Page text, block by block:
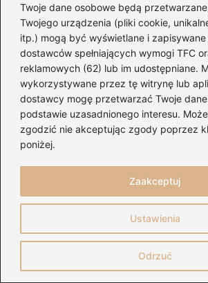
Twoje dane osobowe będą
Twojego urządzenia (pliki cookie,
itp.) mogą być wyświetlane i
dostawców spełniających wymogi TFC
reklamowych (62) lub im udostępniane.
wykorzystywane przez tę witrynę lub
dostawcy mogę przetwarzać Twoje
podstawie uzasadnionego interesu.
zgodzić nie akceptując zgody poprzez
poniżej.
Ustawienia
Odrzuć
Zaakceptuj
między modelami a ich wpływ na
Dodaj komentarz
Twój adres email nie zostanie
Wymagane pola są oznaczone *
Komentarz